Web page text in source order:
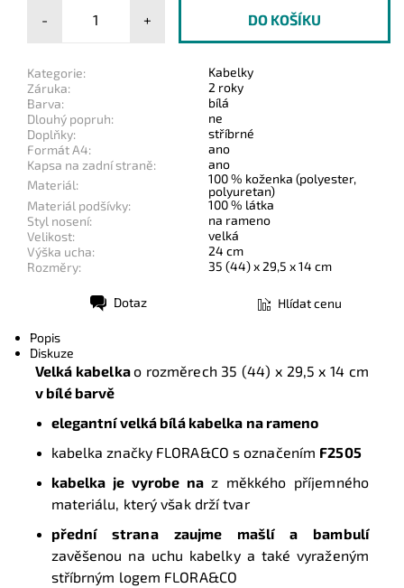
- +
Kategorie:
Kabelky
Záruka:
2 roky
Barva:
bílá
Dlouhý popruh:
ne
Doplňky:
stříbrné
Formát A4:
ano
Kapsa na zadní straně:
ano
Materiál:
100 % koženka (polyester,
polyuretan)
Materiál podšívky:
100 % látka
Styl nosení:
na rameno
Velikost:
velká
Výška ucha:
24 cm
Rozměry:
35 (44) x 29,5 x 14 cm
Dotaz Hlídat cenu
Popis
Diskuze
Velká kabelkao rozměrech 35 (44) x 29,5 x 14 cm
v bílé barvě
elegantní velká bílá kabelka na rameno
kabelka značky FLORA&CO s označením F2505
kabelka je vyrobe na z měkkého příjemného
materiálu, který však drží tvar
přední strana zaujme mašlí a bambulí
zavěšenou na uchu kabelky a také vyraženým
stříbrným logem FLORA&CO